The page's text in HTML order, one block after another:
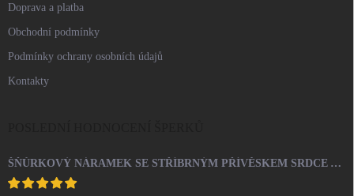
Doprava a platba
Obchodní podmínky
Podmínky ochrany osobních údajů
Kontakty
ŠŇŮRKOVÝ NÁRAMEK SE STŘÍBRNÝM PŘÍVĚSKEM SRDCE A KRYSTALY SWAROVSKI CRYSTAL (STŘÍBRO 925/1000)